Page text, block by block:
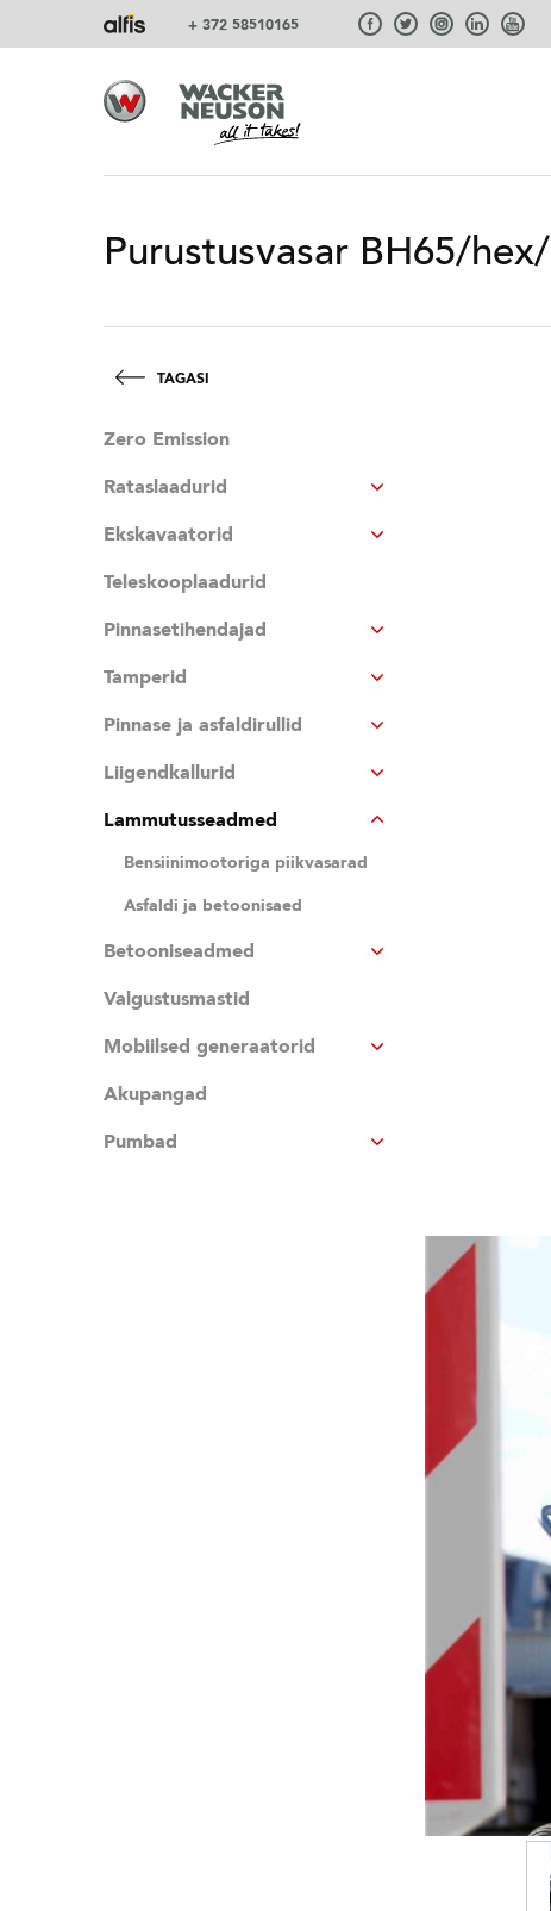
+ 372 58510165
Purustusvasar BH65/
TAGASI
Zero Emission
Rataslaadurid
Ekskavaatorid
Teleskooplaadurid
Pinnasetihendajad
Tamperid
Pinnase ja asfaldirullid
Liigendkallurid
Lammutusseadmed
Bensiinimootoriga piikvasarad
Asfaldi ja betoonisaed
Betooniseadmed
Valgustusmastid
Mobiilsed generaatorid
Akupangad
Pumbad